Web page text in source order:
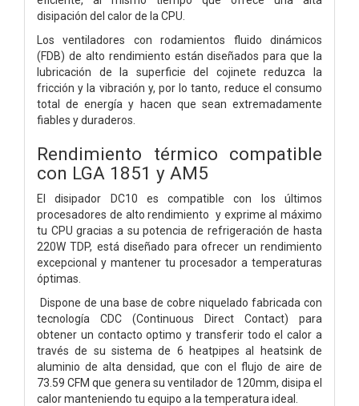
disipación del calor de la CPU.
Los ventiladores con rodamientos fluido dinámicos
(FDB) de alto rendimiento están diseñados para que la
lubricación de la superficie del cojinete reduzca la
fricción y la vibración y, por lo tanto, reduce el consumo
total de energía y hacen que sean extremadamente
fiables y duraderos.
Rendimiento térmico compatible
con LGA 1851 y AM5
El disipador DC10 es compatible con los últimos
procesadores de alto rendimiento y exprime al máximo
tu CPU gracias a su potencia de refrigeración de hasta
220W TDP, está diseñado para ofrecer un rendimiento
excepcional y mantener tu procesador a temperaturas
óptimas.
Dispone de una base de cobre niquelado fabricada con
tecnología CDC (Continuous Direct Contact) para
obtener un contacto optimo y transferir todo el calor a
través de su sistema de 6 heatpipes al heatsink de
aluminio de alta densidad, que con el flujo de aire de
73.59 CFM que genera su ventilador de 120mm, disipa el
calor manteniendo tu equipo a la temperatura ideal.